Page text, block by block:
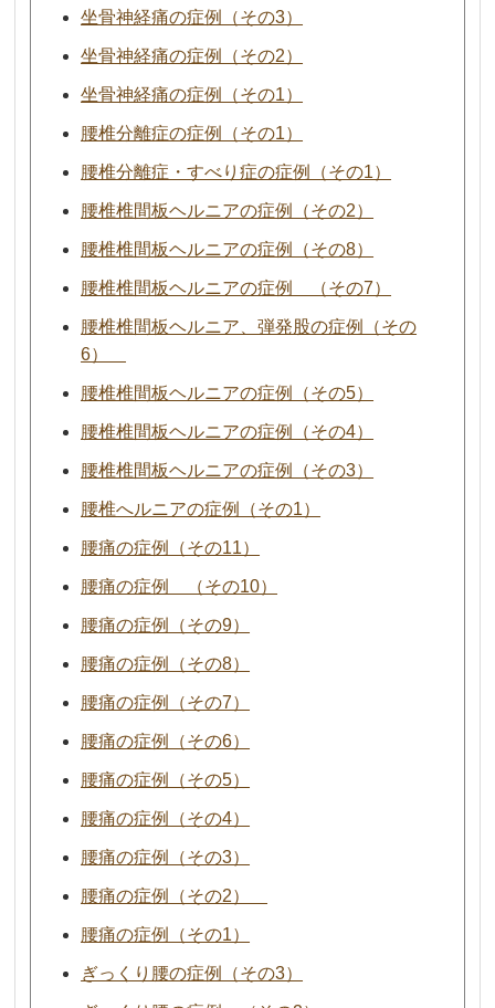
坐骨神経痛の症例（その3）
坐骨神経痛の症例（その2）
坐骨神経痛の症例（その1）
腰椎分離症の症例（その1）
腰椎分離症・すべり症の症例（その1）
腰椎椎間板ヘルニアの症例（その2）
腰椎椎間板ヘルニアの症例（その8）
腰椎椎間板ヘルニアの症例 （その7）
腰椎椎間板ヘルニア、弾発股の症例（その
6）
腰椎椎間板ヘルニアの症例（その5）
腰椎椎間板ヘルニアの症例（その4）
腰椎椎間板ヘルニアの症例（その3）
腰椎へルニアの症例（その1）
腰痛の症例（その11）
腰痛の症例 （その10）
腰痛の症例（その9）
腰痛の症例（その8）
腰痛の症例（その7）
腰痛の症例（その6）
腰痛の症例（その5）
腰痛の症例（その4）
腰痛の症例（その3）
腰痛の症例（その2）
腰痛の症例（その1）
ぎっくり腰の症例（その3）